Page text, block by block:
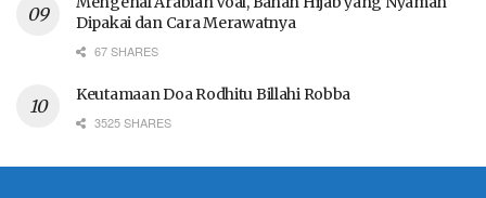
Dipakai dan Cara Merawatnya
67 SHARES
Keutamaan Doa Rodhitu Billahi Robba
3525 SHARES